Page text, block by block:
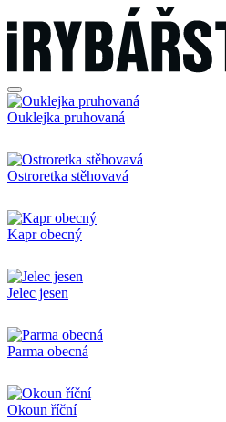
Ouklejka pruhovaná
Ostroretka stěhovavá
Kapr obecný
Jelec jesen
Parma obecná
Okoun říční